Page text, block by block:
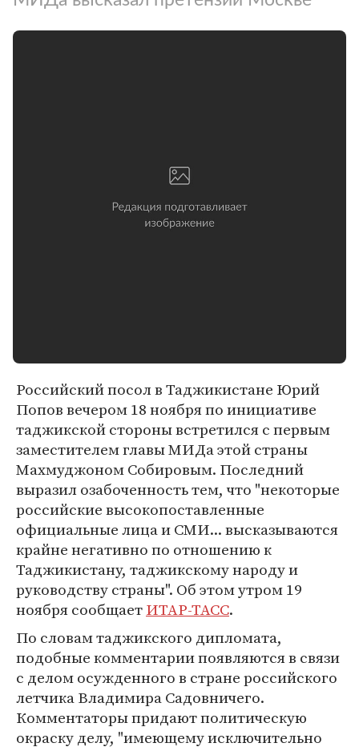
Российский посол в Таджикистане Юрий
Попов вечером 18 ноября по инициативе
таджикской стороны встретился с первым
заместителем главы МИДа этой страны
Махмуджоном Собировым. Последний
выразил озабоченность тем, что "некоторые
российские высокопоставленные
официальные лица и СМИ... высказываются
крайне негативно по отношению к
Таджикистану, таджикскому народу и
руководству страны". Об этом утром 19
ноября сообщаетИТАР-ТАСС.
По словам таджикского дипломата,
подобные комментарии появляются в связи
с делом осужденного в стране российского
летчика Владимира Садовничего.
Комментаторы придают политическую
окраску делу, "имеющему исключительно